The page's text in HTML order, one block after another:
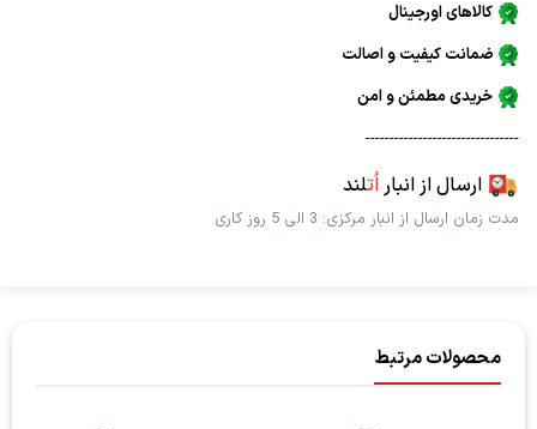
کالاهای اورجینال
ضمانت کیفیت و اصالت
خریدی مطمئن و امن
--------------------------------
ارسال از انباراُتلند
مدت زمان ارسال از انبار مرکزی: 3 الی 5 روز کاری
محصولات مرتبط